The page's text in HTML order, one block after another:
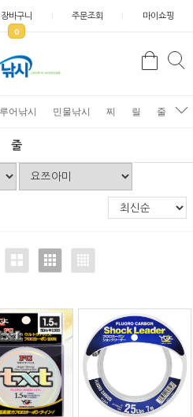
장바구니
0
주문조회 마이쇼핑
검
루어낚시 민물낚시 찌 릴 줄
줄